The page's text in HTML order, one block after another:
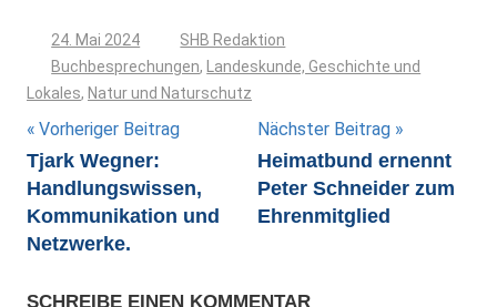
24. Mai 2024
SHB Redaktion
Buchbesprechungen,
Landeskunde, Geschichte und
Lokales, Natur und Naturschutz
Beitragsnavigation
Vorheriger Beitrag
Tjark Wegner:
Handlungswissen,
Kommunikation und
Netzwerke.
Nächster Beitrag
Heimatbund ernennt
Peter Schneider zum
Ehrenmitglied
SCHREIBE EINEN KOMMENTAR